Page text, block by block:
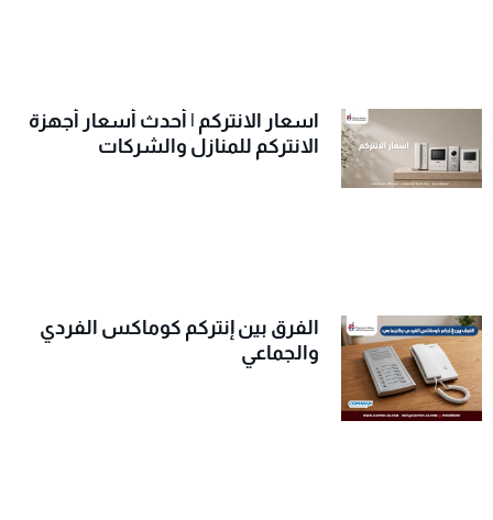
اسعار الانتركم | أحدث أسعار أجهزة
الانتركم للمنازل والشركات
الفرق بين إنتركم كوماكس الفردي
والجماعي